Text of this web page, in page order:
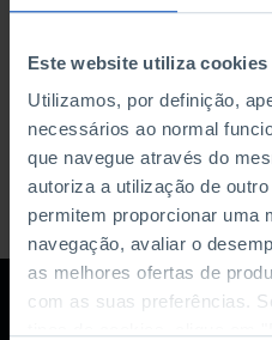
Este website utiliza cookies
Utilizamos, por definição,
necessários ao normal
que navegue através do
autoriza a utilização de
permitem proporcionar uma
navegação, avaliar o
as melhores ofertas de
com as suas preferências.